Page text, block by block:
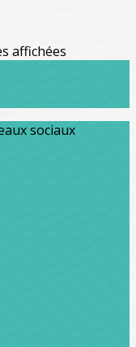
affichées
sociaux